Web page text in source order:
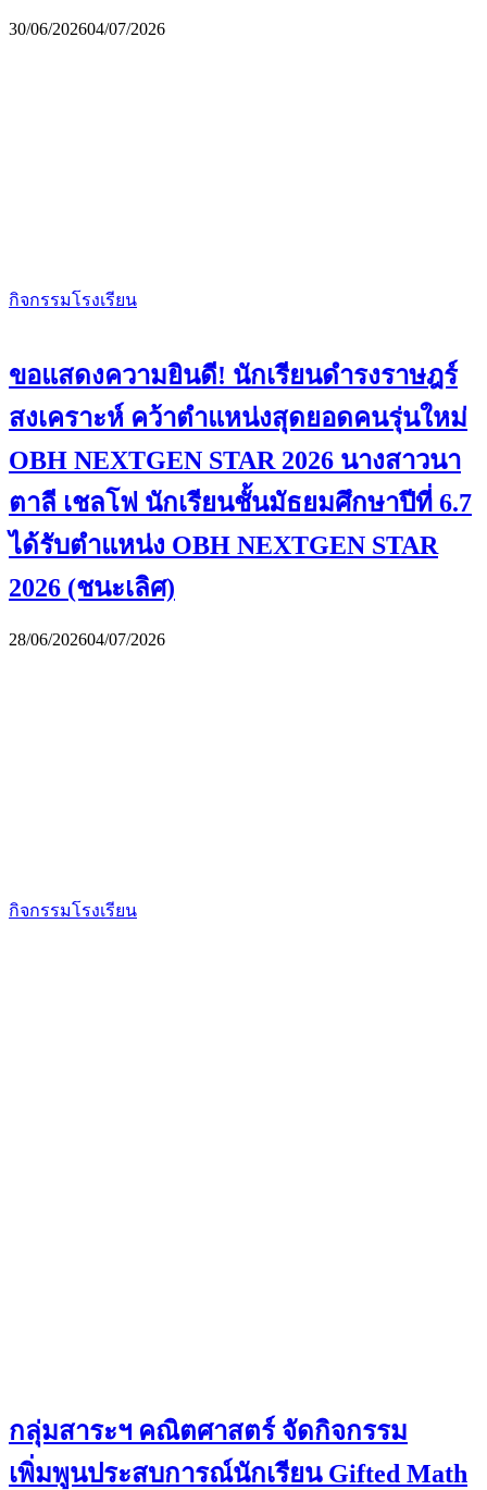
30/06/202604/07/2026
กิจกรรมโรงเรียน
ขอแสดงความยินดี! นักเรียนดำรงราษฎร์
สงเคราะห์ คว้าตำแหน่งสุดยอดคนรุ่นใหม่
OBH NEXTGEN STAR 2026 นางสาวนา
ตาลี เชลโฟ นักเรียนชั้นมัธยมศึกษาปีที่ 6.7
ได้รับตำแหน่ง OBH NEXTGEN STAR
2026 (ชนะเลิศ)
28/06/202604/07/2026
กิจกรรมโรงเรียน
กลุ่มสาระฯ คณิตศาสตร์ จัดกิจกรรม
เพิ่มพูนประสบการณ์นักเรียน Gifted Math